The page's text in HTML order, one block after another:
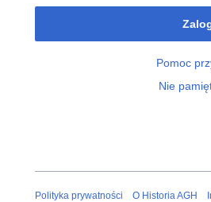
Pomoc
Nie
Polityka prywatności O Historia AGH